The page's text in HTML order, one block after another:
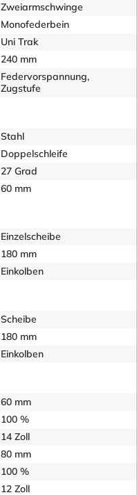
Zweiarmschwinge
Monofederbein
Uni Trak
240 mm
Federvorspannung,
Zugstufe
Stahl
Doppelschleife
27 Grad
60 mm
Einzelscheibe
180 mm
Einkolben
Scheibe
180 mm
Einkolben
60 mm
100 %
14 Zoll
80 mm
100 %
12 Zoll